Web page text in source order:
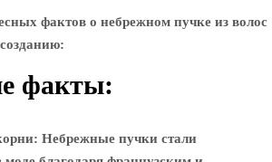
фактов о небрежном пучке из волос
факты:
: Небрежные пучки стали